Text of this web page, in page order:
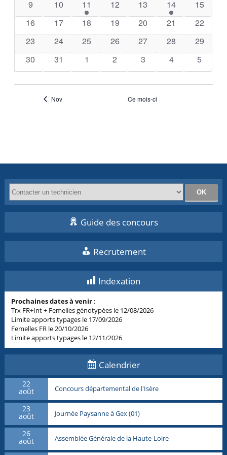
0
évènements
9
0
évènements
10
1
évènement
11
0
évènements
12
0
évènements
13
1
évènement
14
0
15
0
évènements
16
0
évènements
17
0
évènements
18
0
évènements
19
0
évènements
20
0
évènements
21
0
22
0
évènements
23
0
évènements
24
0
évènements
25
0
évènements
26
0
évènements
27
0
évènements
28
0
29
0
évènements
30
0
évènements
31
0
évènements
1
0
évènements
2
0
évènements
3
0
évènements
4
0
5
Nov Ce mois-ci
Guide des concours
Recrutement
Indexation
Prochaines dates à venir :
Trx FR+Int + Femelles génotypées le 12/08/2026
Limite apports typages le 17/09/2026
Femelles FR le 20/10/2026
Limite apports typages le 12/11/2026
Calendrier
22
août Concours départemental de l'Isère
23
août Journée Paysanne à Gex (01)
26
août Assemblée Générale de la Haute-Loire